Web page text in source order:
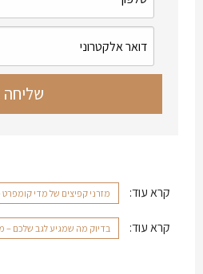
קרא עוד: מזרני קפיצים של מדי
קרא עוד: בדיוק מה שמגיע לגב שלכם –